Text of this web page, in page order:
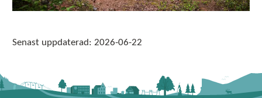
Senast uppdaterad: 2026-06-22